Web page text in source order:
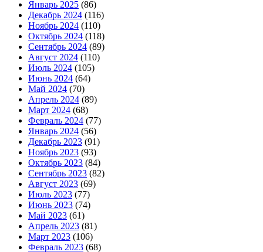
Январь 2025 (86)
Декабрь 2024 (116)
Ноябрь 2024 (110)
Октябрь 2024 (118)
Сентябрь 2024 (89)
Август 2024 (110)
Июль 2024 (105)
Июнь 2024 (64)
Май 2024 (70)
Апрель 2024 (89)
Март 2024 (68)
Февраль 2024 (77)
Январь 2024 (56)
Декабрь 2023 (91)
Ноябрь 2023 (93)
Октябрь 2023 (84)
Сентябрь 2023 (82)
Август 2023 (69)
Июль 2023 (77)
Июнь 2023 (74)
Май 2023 (61)
Апрель 2023 (81)
Март 2023 (106)
Февраль 2023 (68)